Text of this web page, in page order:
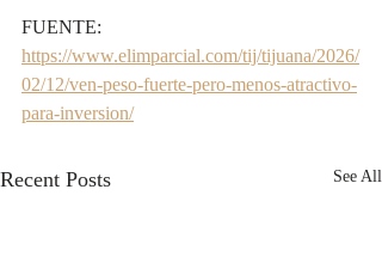
FUENTE:
https://www.elimparcial.com/tij/tijuana/2026/
02/12/ven-peso-fuerte-pero-menos-atractivo-
para-inversion/
Recent Posts See All